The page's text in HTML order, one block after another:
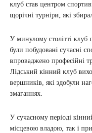
клуб став центром
щорічні турніри, які
У минулому столітті клуб
були побудовані сучасні
впроваджено професійні
Лідський кінний клуб
вершників, які здобули
змаганнях.
У сучасному періоді
місцевою владою, так і